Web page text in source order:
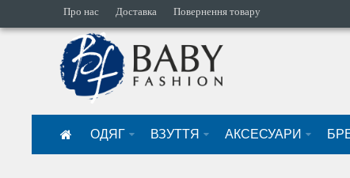
Про нас Доставка Повернення товару
ОДЯГ ВЗУТТЯ АКСЕСУАРИ